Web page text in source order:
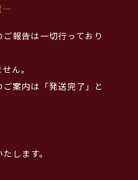
報告は一切行っており
ん。
案内は「発送完了」と
します。